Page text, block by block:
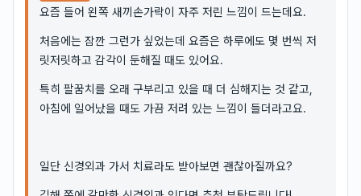
요즘 들어 왼쪽 새끼손가락이 자주 저린 느낌이 드는데요.
처음에는 잠깐 그런가 싶었는데 요즘은 하루에도 몇 번씩 저
릿저릿하고 감각이 둔해질 때도 있어요.
특히 팔꿈치를 오래 구부리고 있을 때 더 심해지는 것 같고,
아침에 일어났을 때도 가끔 저려 있는 느낌이 들더라고요.
일단 신경외과 가서 치료라도 받아보면 괜찮아질까요?